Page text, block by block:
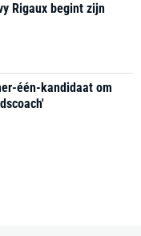
Rigaux begint zijn
één-kandidaat om